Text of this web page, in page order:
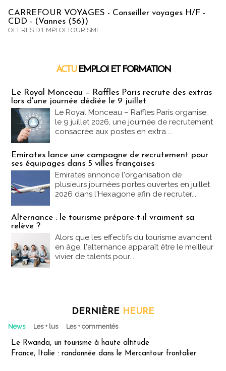
CARREFOUR VOYAGES - Conseiller voyages H/F -
CDD - (Vannes (56))
OFFRES D'EMPLOI TOURISME
ACTU EMPLOI ET FORMATION
Le Royal Monceau – Raffles Paris recrute des extras
lors d'une journée dédiée le 9 juillet
Le Royal Monceau – Raffles Paris organise,
le 9 juillet 2026, une journée de recrutement
consacrée aux postes en extra....
Emirates lance une campagne de recrutement pour
ses équipages dans 5 villes françaises
Emirates annonce l'organisation de
plusieurs journées portes ouvertes en juillet
2026 dans l'Hexagone afin de recruter...
Alternance : le tourisme prépare-t-il vraiment sa
relève ?
Alors que les effectifs du tourisme avancent
en âge, l'alternance apparaît être le meilleur
vivier de talents pour...
DERNIÈRE HEURE
News Les + lus Les + commentés
Le Rwanda, un tourisme à haute altitude
France, Italie : randonnée dans le Mercantour frontalier